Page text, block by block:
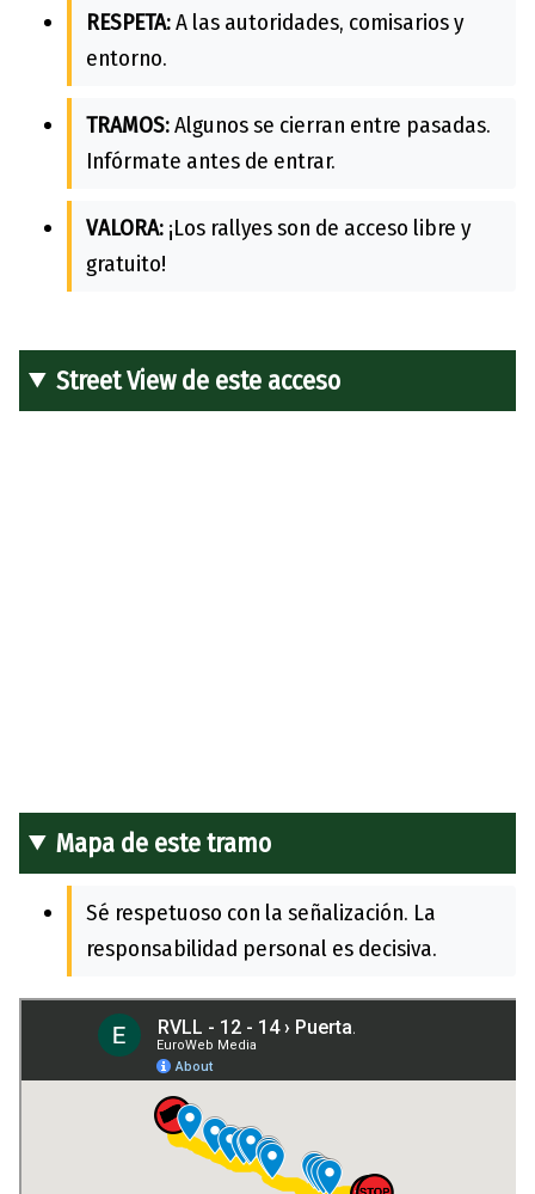
RESPETA:A las autoridades, comisarios y
entorno.
TRAMOS:Algunos se cierran entre pasadas.
Infórmate antes de entrar.
VALORA: ¡Los rallyes son de acceso libre y
gratuito!
Street View de este acceso
Mapa de este tramo
Sé respetuoso con la señalización. La
responsabilidad personal es decisiva.